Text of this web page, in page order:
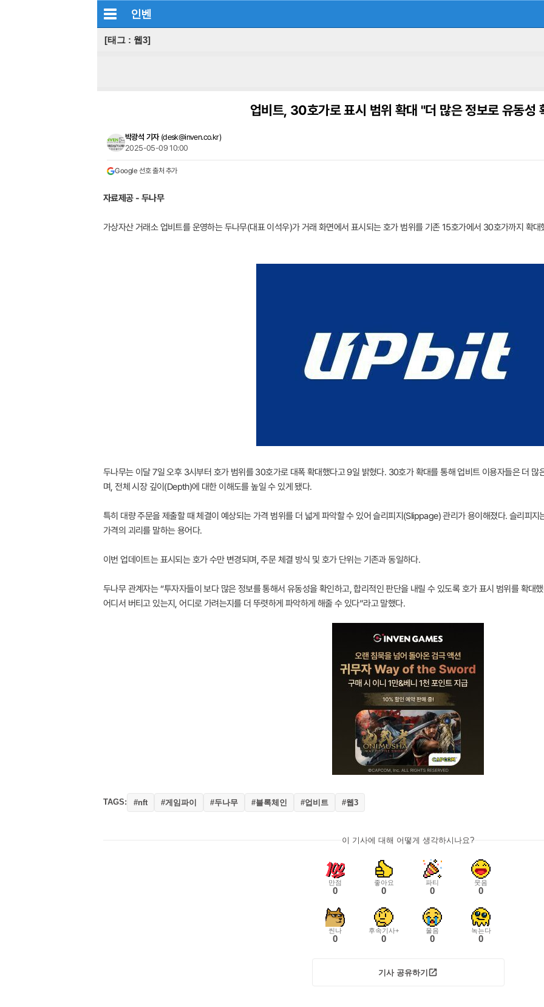
인벤
[태그 : 웹3]
업비트, 30호가로 표시 범위 확대 "더 많은 정보로 유동성
박광석 기자 (desk@inven.co.kr)
2025-05-09 10:00
Google 선호 출처 추가
자료제공 - 두나무
가상자산 거래소 업비트를 운영하는 두나무(대표 이석우)가 거래 화면에서 표시되는 호가 범위를 기존 15호가에서 30호가까지 확대
두나무는 이달 7일 오후 3시부터 호가 범위를 30호가로 대폭 확대했다고 9일 밝혔다. 30호가 확대를 통해 업비트 이용자들은 더 많
며, 전체 시장 깊이(Depth)에 대한 이해도를 높일 수 있게 됐다.
특히 대량 주문을 제출할 때 체결이 예상되는 가격 범위를 더 넓게 파악할 수 있어 슬리피지(Slippage) 관리가 용이해졌다. 슬리피지
가격의 괴리를 말하는 용어다.
이번 업데이트는 표시되는 호가 수만 변경되며, 주문 체결 방식 및 호가 단위는 기존과 동일하다.
두나무 관계자는 “투자자들이 보다 많은 정보를 통해서 유동성을 확인하고, 합리적인 판단을 내릴 수 있도록 호가 표시 범위를 확대
어디서 버티고 있는지, 어디로 가려는지를 더 뚜렷하게 파악하게 해줄 수 있다”라고 말했다.
TAGS: #nft #게임파이 #두나무 #블록체인 #업비트 #웹3
이 기사에 대해 어떻게 생각하시나요?
만점
0
좋아요
0
파티
0
웃음
0
씬나
0
후속기사+
0
울음
0
녹는다
0
기사 공유하기